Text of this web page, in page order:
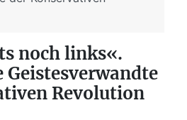
noch links«.
Geistesverwandte
Revolution